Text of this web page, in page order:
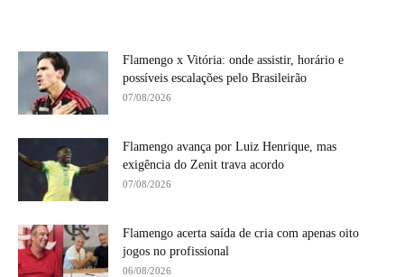
Flamengo x Vitória: onde assistir, horário e
possíveis escalações pelo Brasileirão
07/08/2026
Flamengo avança por Luiz Henrique, mas
exigência do Zenit trava acordo
07/08/2026
Flamengo acerta saída de cria com apenas oito
jogos no profissional
06/08/2026